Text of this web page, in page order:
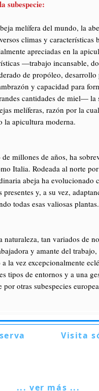
subespecie:
melífera del mundo, la
climas y características
apreciadas en la
—trabajo incansable,
de propóleo,
y capacidad para
cantidades de miel— la
melíferas, razón por la
la apicultura moderna.
millones de años, ha
Italia. Rodeada al norte
abeja ha evolucionado
presentes y, a su vez,
todas esas valiosas plantas.
tan variados de
y amante del
la vez excepcionalmente
tipos de entornos y a una
otras subespecies
... ver más ...
Visita